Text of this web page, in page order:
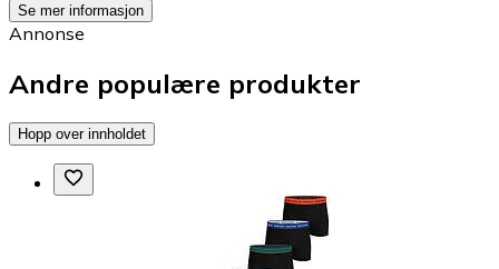
Se mer informasjon
Annonse
Andre populære produkter
Hopp over innholdet